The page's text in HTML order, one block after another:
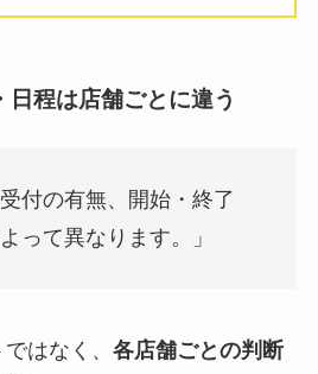
程は店舗ごとに違う
付の有無、開始・終了
って異なります。」
はなく、 各店舗ごとの判断